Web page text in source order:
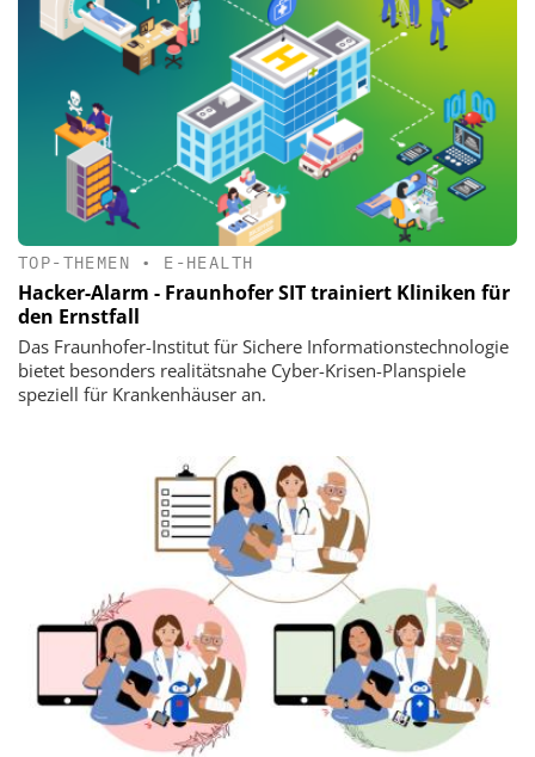
TOP-THEMEN • E-HEALTH
Hacker-Alarm - Fraunhofer SIT trainiert Kliniken für
den Ernstfall
Das Fraunhofer-Institut für Sichere Informationstechnologie
bietet besonders realitätsnahe Cyber-Krisen-Planspiele
speziell für Krankenhäuser an.